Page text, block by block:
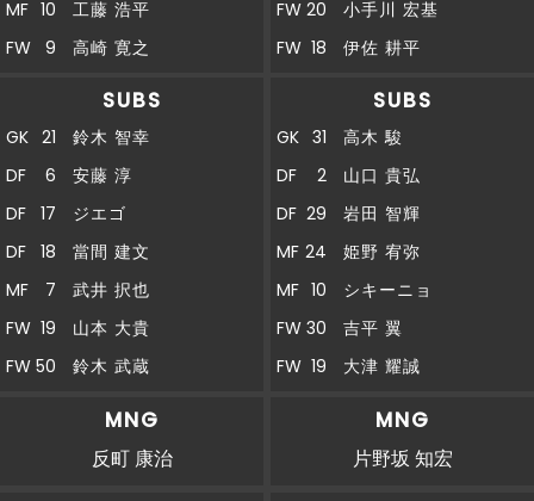
MF 10
工藤 浩平
FW
9 高崎 寛之
SUBS
GK 21
鈴木 智幸
DF
6
安藤 淳
DF
17
ジエゴ
DF
18
當間 建文
MF
7
武井 択也
FW 19
山本 大貴
FW 50 鈴木 武蔵
MNG
反町 康治
FW 20
小手川 宏基
FW 18 伊佐 耕平
SUBS
GK 31
高木 駿
DF
2
山口 貴弘
DF 29
岩田 智輝
MF 24
姫野 宥弥
MF 10
シキーニョ
FW 30
吉平 翼
FW 19 大津 耀誠
MNG
片野坂 知宏